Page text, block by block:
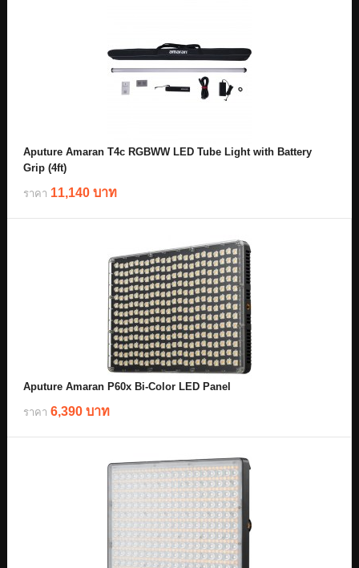
Aputure Amaran T4c RGBWW LED Tube Light with Battery
Grip (4ft)
ราคา 11,140 บาท
Aputure Amaran P60x Bi-Color LED Panel
ราคา 6,390 บาท